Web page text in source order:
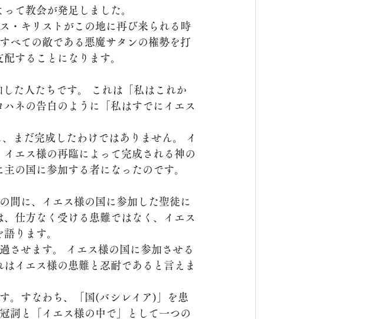
て教会が発足しました。
べての敵である悪魔サタンの権勢を打
することになります。
ネの告白のように「私はすでにイエス
エス様の再臨によって完成される神の
の国に参加する者になったのです。
仕方なく受ける患難ではなく、イエス
ります。
イエス様の患難と忍耐であると言えま
詞と「イエス様の中で」として一つの